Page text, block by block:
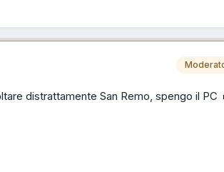
distrattamente San Remo, spengo il PC